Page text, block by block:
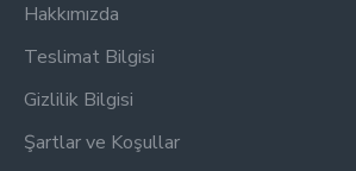
Hakkımızda
Teslimat Bilgisi
Gizlilik Bilgisi
Şartlar ve Koşullar